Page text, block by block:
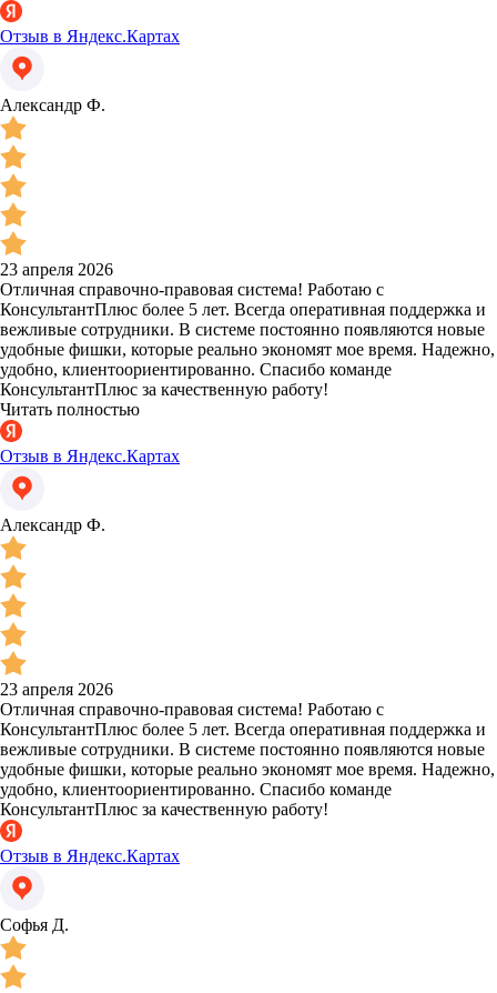
Отзыв в Яндекс.Картах
Александр Ф.
23 апреля 2026
Отличная справочно-правовая система! Работаю с
КонсультантПлюс более 5 лет. Всегда оперативная поддержка и
вежливые сотрудники. В системе постоянно появляются новые
удобные фишки, которые реально экономят мое время. Надежно,
удобно, клиентоориентированно. Спасибо команде
КонсультантПлюс за качественную работу!
Читать полностью
Отзыв в Яндекс.Картах
Александр Ф.
23 апреля 2026
Отличная справочно-правовая система! Работаю с
КонсультантПлюс более 5 лет. Всегда оперативная поддержка и
вежливые сотрудники. В системе постоянно появляются новые
удобные фишки, которые реально экономят мое время. Надежно,
удобно, клиентоориентированно. Спасибо команде
КонсультантПлюс за качественную работу!
Отзыв в Яндекс.Картах
Софья Д.